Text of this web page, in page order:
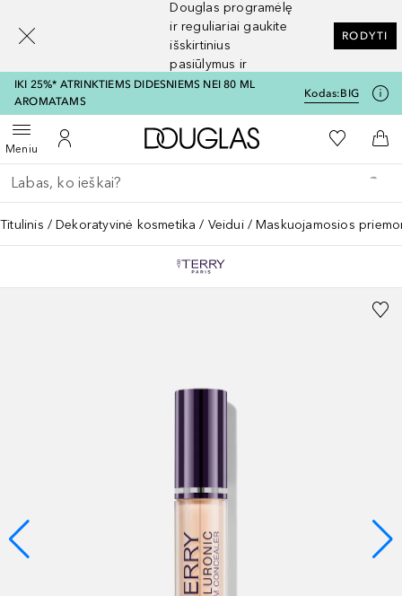
Douglas programėlę
ir reguliariai gaukite
išskirtinius
pasiūlymus ir
nuolaidas
RODYTI
IKI 25%* ATRINKTIEMS DIDESNIEMS NEI 80 ML
AROMATAMS
Kodas:BIG
MeniuAtidaryti meniuĮ mano paskyrą
Į Douglas pagrindinį
Į mano
Į
Grįžk atgal
Vykdykite paiešką
Titulinis Dekoratyvinė kosmetika Veidui Maskuojamosios
[navigation.slideout.screenreader]